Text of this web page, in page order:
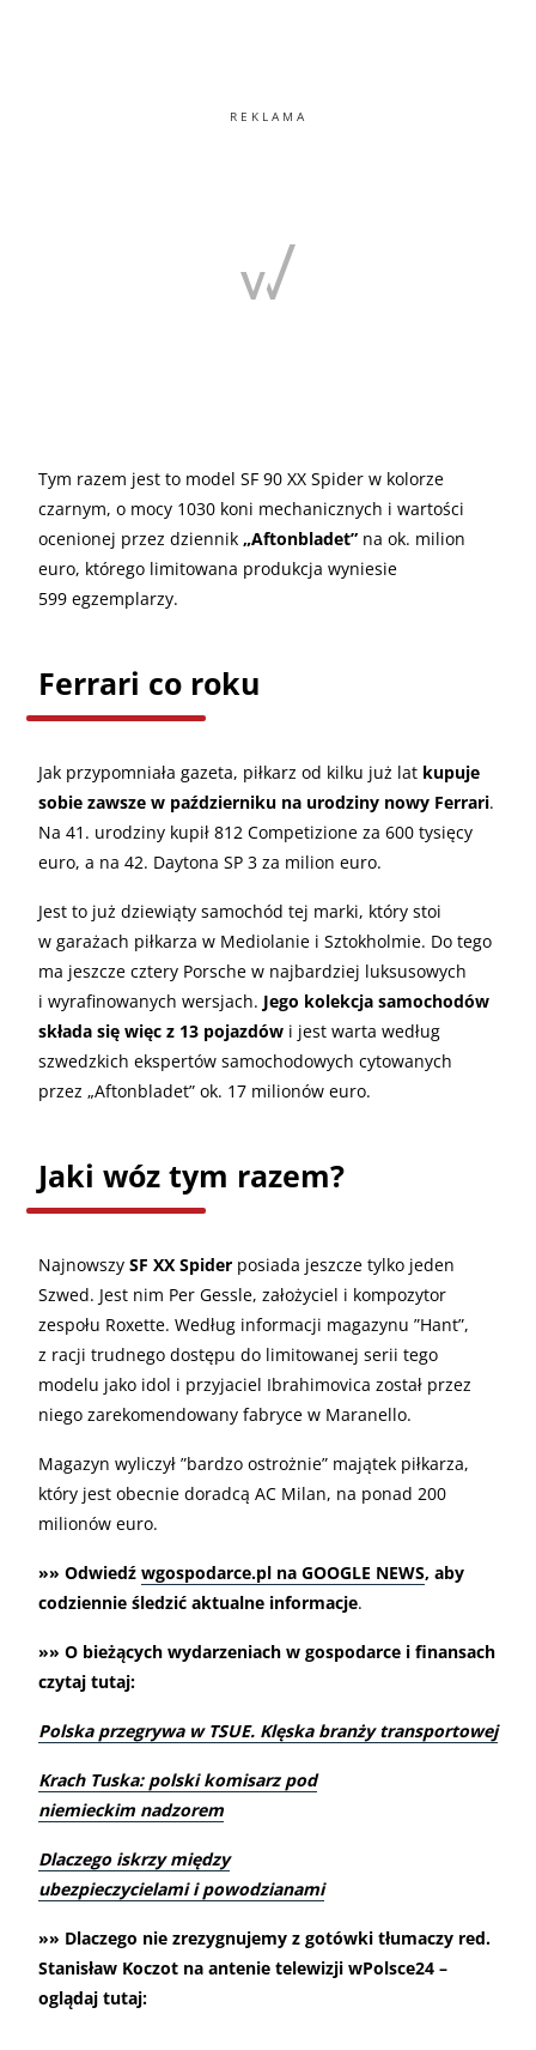
REKLAMA
Tym razem jest to model SF 90 XX Spider w kolorze
czarnym, o mocy 1030 koni mechanicznych i wartości
ocenionej przez dziennik „Aftonbladet” na ok. milion
euro, którego limitowana produkcja wyniesie
599 egzemplarzy.
Ferrari co roku
Jak przypomniała gazeta, piłkarz od kilku już lat kupuje
sobie zawsze w październiku na urodziny nowy Ferrari.
Na 41. urodziny kupił 812 Competizione za 600 tysięcy
euro, a na 42. Daytona SP 3 za milion euro.
Jest to już dziewiąty samochód tej marki, który stoi
w garażach piłkarza w Mediolanie i Sztokholmie. Do tego
ma jeszcze cztery Porsche w najbardziej luksusowych
i wyrafinowanych wersjach. Jego kolekcja samochodów
składa się więc z 13 pojazdów i jest warta według
szwedzkich ekspertów samochodowych cytowanych
przez „Aftonbladet” ok. 17 milionów euro.
Jaki wóz tym razem?
Najnowszy SF XX Spider posiada jeszcze tylko jeden
Szwed. Jest nim Per Gessle, założyciel i kompozytor
zespołu Roxette. Według informacji magazynu ”Hant”,
z racji trudnego dostępu do limitowanej serii tego
modelu jako idol i przyjaciel Ibrahimovica został przez
niego zarekomendowany fabryce w Maranello.
Magazyn wyliczył ”bardzo ostrożnie” majątek piłkarza,
który jest obecnie doradcą AC Milan, na ponad 200
milionów euro.
»» Odwiedź wgospodarce.pl na GOOGLE NEWS, aby
codziennie śledzić aktualne informacje.
»» O bieżących wydarzeniach w gospodarce i finansach
czytaj tutaj:
Polska przegrywa w TSUE. Klęska branży transportowej
Krach Tuska: polski komisarz pod
niemieckim nadzorem
Dlaczego iskrzy między
ubezpieczycielami i powodzianami
»» Dlaczego nie zrezygnujemy z gotówki tłumaczy red.
Stanisław Koczot na antenie telewizji wPolsce24 –
oglądaj tutaj: